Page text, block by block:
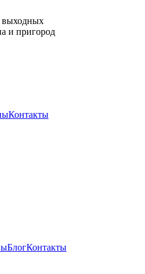
выходных
и пригород
Контакты
БлогКонтакты